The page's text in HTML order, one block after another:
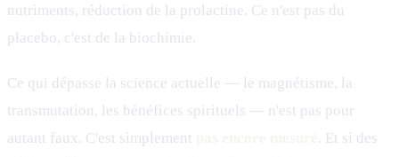
nutriments, réduction de la prolactine. Ce n'est pas du
placebo, c'est de la biochimie.
Ce qui dépasse la science actuelle — le magnétisme, la
transmutation, les bénéfices spirituels — n'est pas pour
autant faux. C'est simplement
. Et si des